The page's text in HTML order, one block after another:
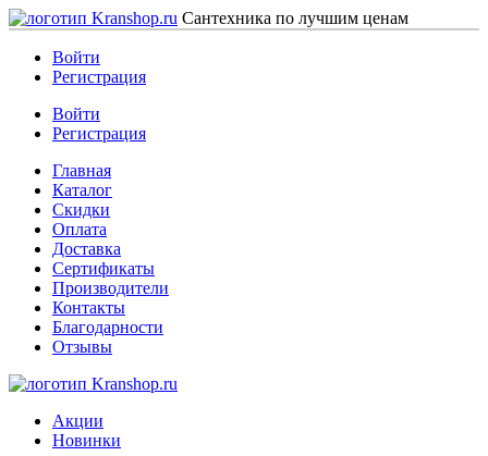
Сантехника по лучшим ценам
Войти
Регистрация
Войти
Регистрация
Главная
Каталог
Скидки
Оплата
Доставка
Сертификаты
Производители
Контакты
Благодарности
Отзывы
Акции
Новинки